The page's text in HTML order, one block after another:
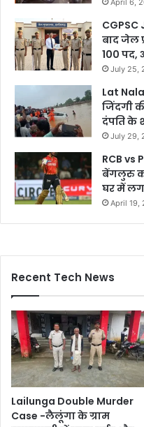
April 6,
CGPSC
बाद जेल
100 पद,
July 25,
Lat
जिंदगी
दंपति के
July 29,
RCB vs
बेंगलुरु
घर में
April 19,
Recent Tech News
Lailunga Double Murder
Case -लैलूंगा के ग्राम